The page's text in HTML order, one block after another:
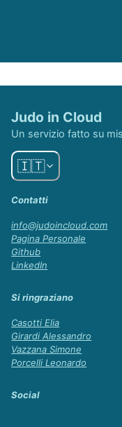
Judo in Cloud
Un servizio fatto su
🇮🇹
Contatti
info@judoincloud.com
Pagina Personale
Github
LinkedIn
Si ringraziano
Casotti Elia
Girardi Alessandro
Vazzana Simone
Porcelli Leonardo
Social